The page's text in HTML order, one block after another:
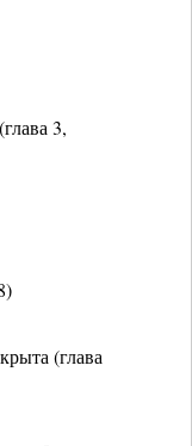
3,
(глава